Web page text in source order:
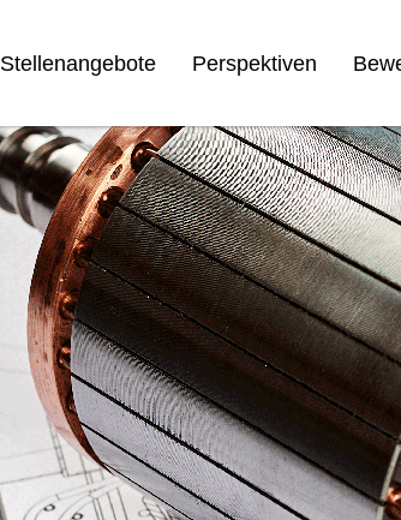
Stellenangebote Perspektiven